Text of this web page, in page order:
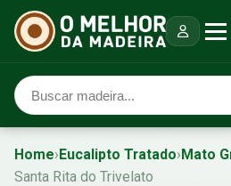
Home›Eucalipto Tratado›Mato
Santa Rita do Trivelato